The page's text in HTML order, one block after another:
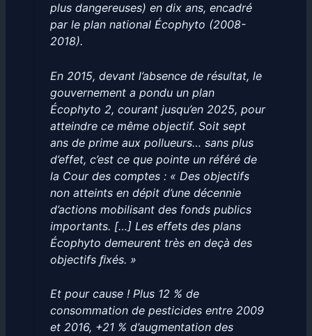
plus dangereuses) en dix ans, encadré
par le plan national Écophyto (2008-
2018).
En 2015, devant l’absence de résultat, le
gouvernement a pondu un plan
Écophyto 2, courant jusqu’en 2025, pour
atteindre ce même objectif. Soit sept
ans de prime aux pollueurs… sans plus
d’effet, c’est ce que pointe un référé de
la Cour des comptes : « Des objectifs
non atteints en dépit d’une décennie
d’actions mobilisant des fonds publics
importants. […] Les effets des plans
Écophyto demeurent très en deçà des
objectifs ﬁxés. »
Et pour cause ! Plus 12 % de
consommation de pesticides entre 2009
et 2016, +21 % d’augmentation des